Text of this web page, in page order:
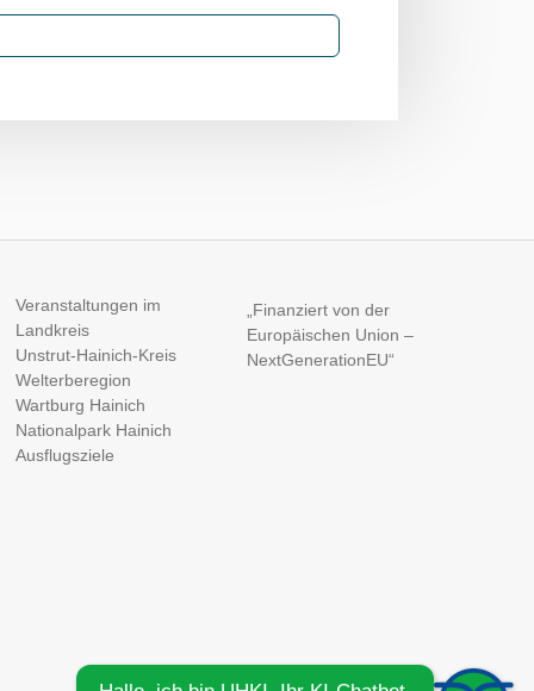
Veranstaltungen im
Landkreis
Unstrut-Hainich-Kreis
Welterberegion
Wartburg Hainich
Nationalpark Hainich
Ausflugsziele
„Finanziert von der
Europäischen Union –
NextGenerationEU“